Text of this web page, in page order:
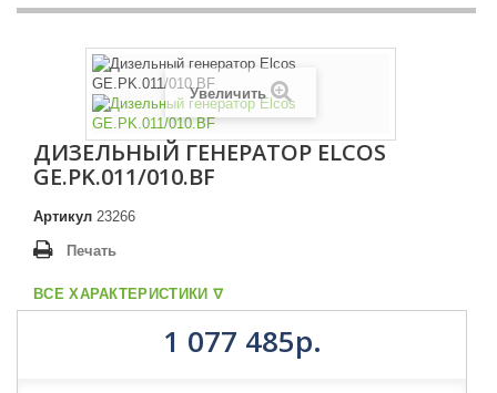
Увеличить
ДИЗЕЛЬНЫЙ ГЕНЕРАТОР ELCOS
GE.PK.011/010.BF
Артикул 23266
Печать
ВСЕ ХАРАКТЕРИСТИКИ ᐁ
1 077 485р.